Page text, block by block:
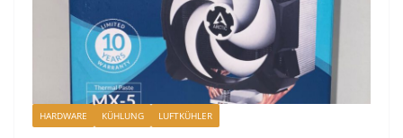
HARDWARE KÜHLUNG LUFTKÜHLER